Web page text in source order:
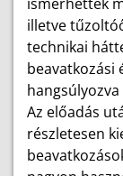
illetve
technikai
beavatkozási
Az előadás
részletesen